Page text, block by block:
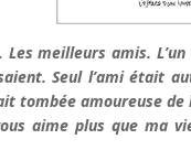
meilleurs amis.
Seul l’ami était
tombée amoureuse
aime plus que ma